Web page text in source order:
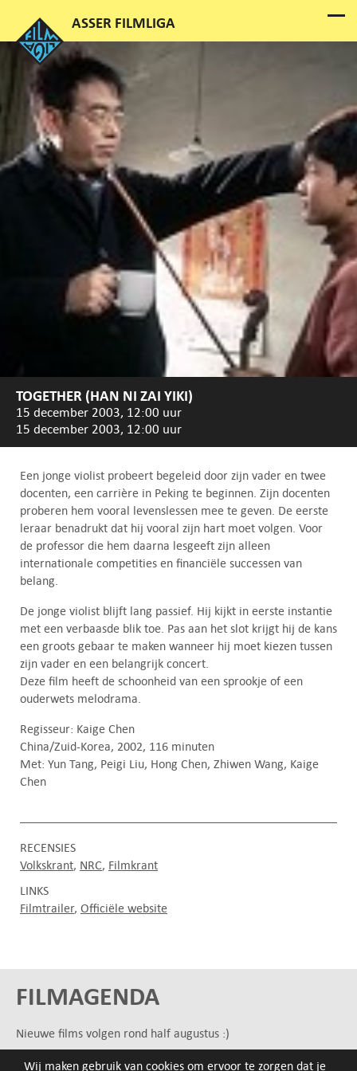
Wij maken gebruik van cookies om ervoor te zorgen dat je
TOGETHER (HAN NI ZAI YIKI)
15 december 2003, 12:00 uur
15 december 2003, 12:00 uur
Een jonge violist probeert begeleid door zijn vader en twee
docenten, een carrière in Peking te beginnen. Zijn docenten
proberen hem vooral levenslessen mee te geven. De eerste
leraar benadrukt dat hij vooral zijn hart moet volgen. Voor
de professor die hem daarna lesgeeft zijn alleen
internationale competities en financiële successen van
belang.
De jonge violist blijft lang passief. Hij kijkt in eerste instantie
met een verbaasde blik toe. Pas aan het slot krijgt hij de kans
een groots gebaar te maken wanneer hij moet kiezen tussen
zijn vader en een belangrijk concert.
Deze film heeft de schoonheid van een sprookje of een
ouderwets melodrama.
Regisseur: Kaige Chen
China/Zuid-Korea, 2002, 116 minuten
Met: Yun Tang, Peigi Liu, Hong Chen, Zhiwen Wang, Kaige
Chen
RECENSIES
Volkskrant NRC Filmkrant
LINKS
Filmtrailer Officiële website
FILMAGENDA
Nieuwe films volgen rond half augustus :)